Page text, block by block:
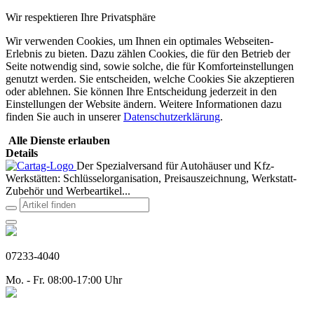
Wir respektieren Ihre Privatsphäre
Wir verwenden Cookies, um Ihnen ein optimales Webseiten-
Erlebnis zu bieten. Dazu zählen Cookies, die für den Betrieb der
Seite notwendig sind, sowie solche, die für Komforteinstellungen
genutzt werden. Sie entscheiden, welche Cookies Sie akzeptieren
oder ablehnen. Sie können Ihre Entscheidung jederzeit in den
Einstellungen der Website ändern. Weitere Informationen dazu
finden Sie auch in unsererDatenschutzerklärung.
Alle Dienste erlauben
Details
Der Spezialversand für Autohäuser und Kfz-
Werkstätten: Schlüsselorganisation, Preisauszeichnung, Werkstatt-
Zubehör und Werbeartikel...
07233-4040
Mo. - Fr. 08:00-17:00 Uhr